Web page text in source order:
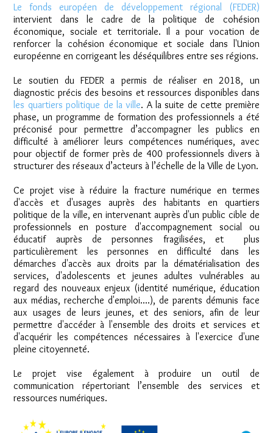
Le fonds européen de développement régional (FEDER)
intervient dans le cadre de la politique de cohésion
économique, sociale et territoriale. Il a pour vocation de
renforcer la cohésion économique et sociale dans l'Union
européenne en corrigeant les déséquilibres entre ses régions.
Le soutien du FEDER a permis de réaliser en 2018, un
diagnostic précis des besoins et ressources disponibles dans
les quartiers politique de la ville. A la suite de cette première
phase, un programme de formation des professionnels a été
préconisé pour permettre d’accompagner les publics en
difficulté à améliorer leurs compétences numériques, avec
pour objectif de former près de 400 professionnels divers à
structurer des réseaux d’acteurs à l’échelle de la Ville de Lyon.
Ce projet vise à réduire la fracture numérique en termes
d'accès et d'usages auprès des habitants en quartiers
politique de la ville, en intervenant auprès d'un public cible de
professionnels en posture d'accompagnement social ou
éducatif auprès de personnes fragilisées, et plus
particulièrement les personnes en difficulté dans les
démarches d'accès aux droits par la dématérialisation des
services, d'adolescents et jeunes adultes vulnérables au
regard des nouveaux enjeux (identité numérique, éducation
aux médias, recherche d'emploi....), de parents démunis face
aux usages de leurs jeunes, et des seniors, afin de leur
permettre d'accéder à l'ensemble des droits et services et
d'acquérir les compétences nécessaires à l'exercice d'une
pleine citoyenneté.
Le projet vise également à produire un outil de
communication répertoriant l’ensemble des services et
ressources numériques.